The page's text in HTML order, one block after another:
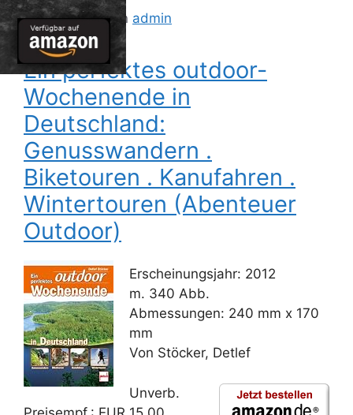
15. Juli 2012 von admin
Ein perfektes outdoor-
Wochenende in
Deutschland:
Genusswandern .
Biketouren . Kanufahren .
Wintertouren (Abenteuer
Outdoor)
Erscheinungsjahr: 2012
m. 340 Abb.
Abmessungen: 240 mm x 170
mm
Von Stöcker, Detlef
Unverb.